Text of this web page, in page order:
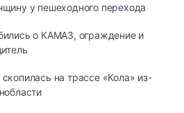
у пешеходного перехода
о КАМАЗ, ограждение и
на трассе «Кола» из-